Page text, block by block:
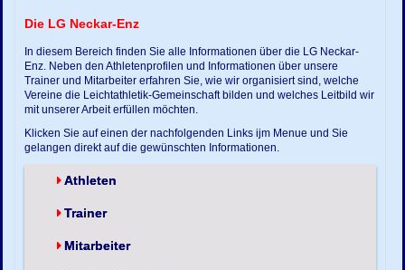
Die LG Neckar-Enz
In diesem Bereich finden Sie alle Informationen über die LG Neckar-
Enz. Neben den Athletenprofilen und Informationen über unsere
Trainer und Mitarbeiter erfahren Sie, wie wir organisiert sind, welche
Vereine die Leichtathletik-Gemeinschaft bilden und welches Leitbild wir
mit unserer Arbeit erfüllen möchten.
Klicken Sie auf einen der nachfolgenden Links ijm Menue und Sie
gelangen direkt auf die gewünschten Informationen.
Athleten
Trainer
Mitarbeiter